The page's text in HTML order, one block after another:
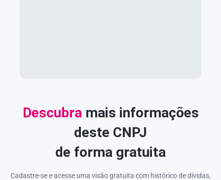
Descubramais informações
deste CNPJ
de forma gratuita
Cadastre-se e acesse uma visão gratuita com histórico de dívidas,